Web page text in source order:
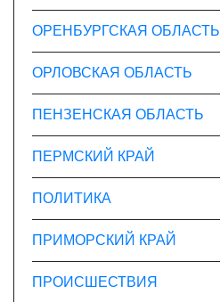
ОРЕНБУРГСКАЯ ОБЛАСТЬ
ОРЛОВСКАЯ ОБЛАСТЬ
ПЕНЗЕНСКАЯ ОБЛАСТЬ
ПЕРМСКИЙ КРАЙ
ПОЛИТИКА
ПРИМОРСКИЙ КРАЙ
ПРОИСШЕСТВИЯ